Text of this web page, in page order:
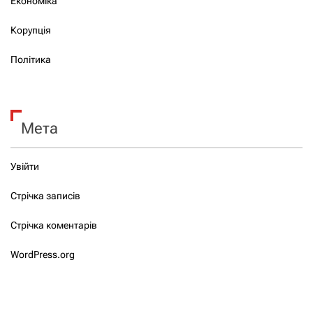
Корупція
Політика
Мета
Увійти
Стрічка записів
Стрічка коментарів
WordPress.org